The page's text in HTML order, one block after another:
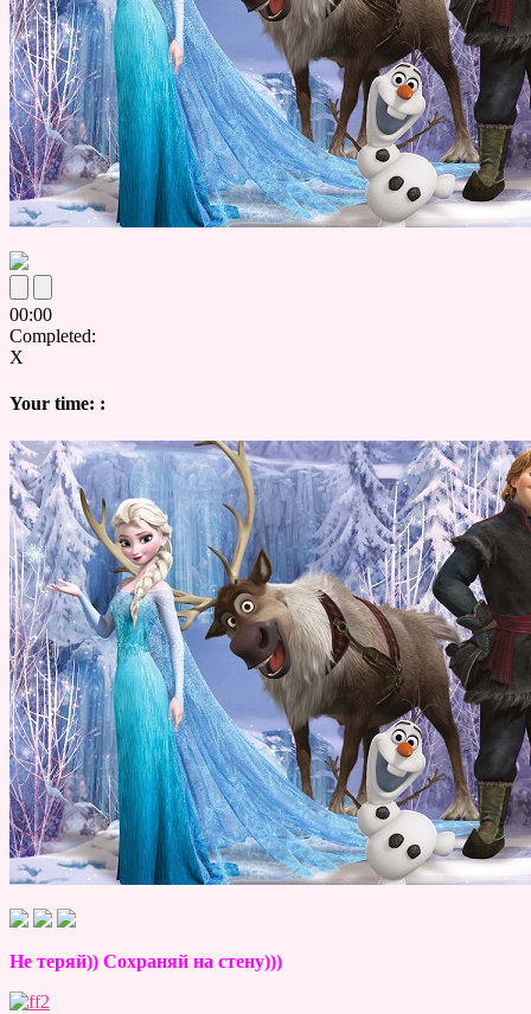
00:00
Completed:
X
Your time: :
Не теряй)) Сохраняй на стену)))